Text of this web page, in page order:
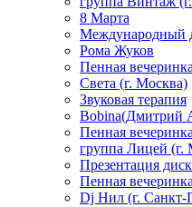
8 Марта
Международный
Рома Жуков
Пенная вечеринка
Света (г. Москва)
Звуковая терапия
Bobina(Дмитрий
Пенная вечеринка
группа Лицей (г.
Презентация
Пенная
Dj Нил (г. Санкт-